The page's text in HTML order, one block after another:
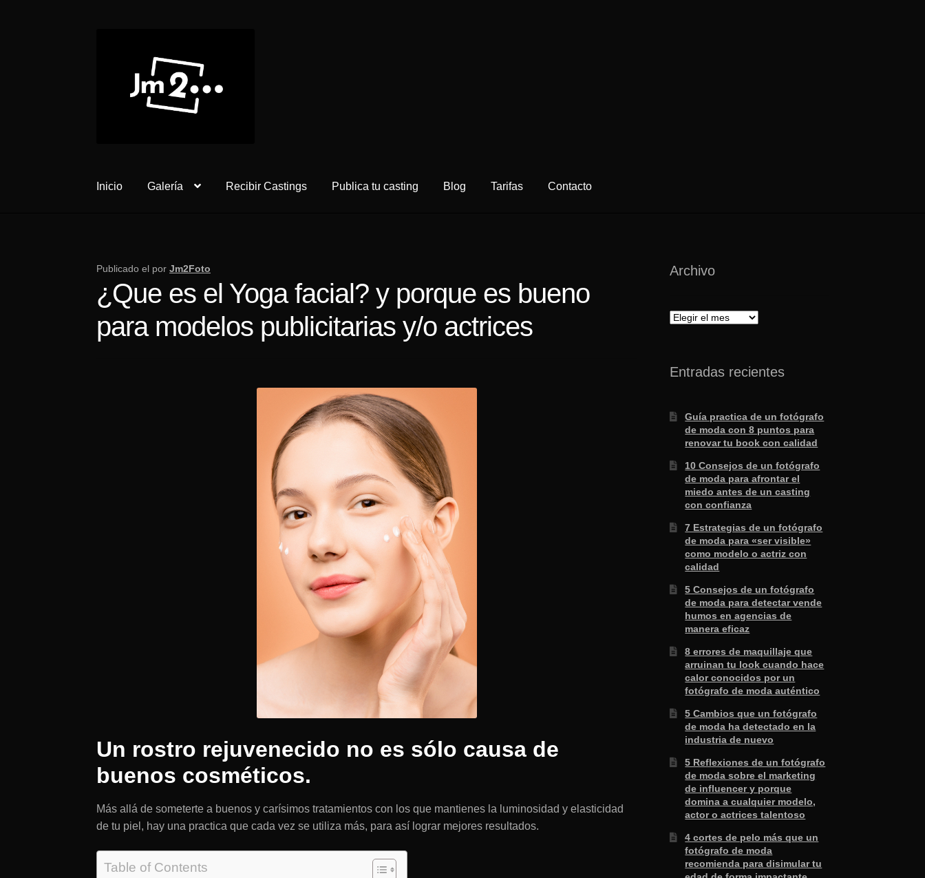
navegación
contenido
Inicio Galería Recibir Castings Publica tu casting Blog Tarifas Contacto
Publicado el porJm2Foto
¿Que es el Yoga facial? y porque es bueno
para modelos publicitarias y/o actrices
Un rostro rejuvenecido no es sólo causa de
buenos cosméticos.
Más allá de someterte a buenos y carísimos tratamientos con los que mantienes la luminosidad y elasticidad
de tu piel, hay una practica que cada vez se utiliza más, para así lograr mejores resultados.
Table of Contents
Archivo
Archivo
Entradas recientes
Guía practica de un fotógrafo
de moda con 8 puntos para
renovar tu book con calidad
10 Consejos de un fotógrafo
de moda para afrontar el
miedo antes de un casting
con confianza
7 Estrategias de un fotógrafo
de moda para «ser visible»
como modelo o actriz con
calidad
5 Consejos de un fotógrafo
de moda para detectar vende
humos en agencias de
manera eficaz
8 errores de maquillaje que
arruinan tu look cuando hace
calor conocidos por un
fotógrafo de moda auténtico
5 Cambios que un fotógrafo
de moda ha detectado en la
industria de nuevo
5 Reflexiones de un fotógrafo
de moda sobre el marketing
de influencer y porque
domina a cualquier modelo,
actor o actrices talentoso
4 cortes de pelo más que un
fotógrafo de moda
recomienda para disimular tu